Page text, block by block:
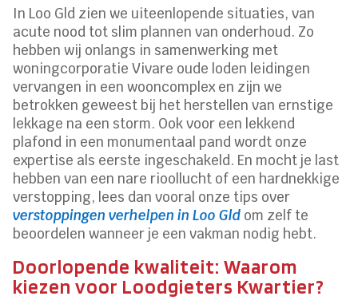
In Loo Gld zien we uiteenlopende situaties, van
acute nood tot slim plannen van onderhoud. Zo
hebben wij onlangs in samenwerking met
woningcorporatie Vivare oude loden leidingen
vervangen in een wooncomplex en zijn we
betrokken geweest bij het herstellen van ernstige
lekkage na een storm. Ook voor een lekkend
plafond in een monumentaal pand wordt onze
expertise als eerste ingeschakeld. En mocht je last
hebben van een nare rioollucht of een hardnekkige
verstopping, lees dan vooral onze tips over
verstoppingen verhelpen in Loo Gld om zelf te
beoordelen wanneer je een vakman nodig hebt.
Doorlopende kwaliteit: Waarom
kiezen voor Loodgieters Kwartier?